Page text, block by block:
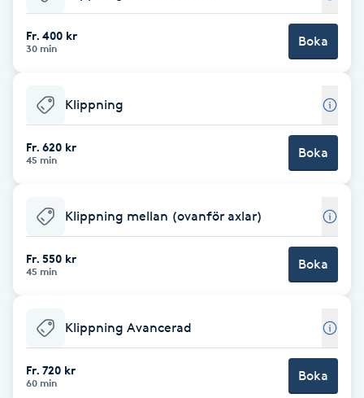
Babylights
Balayage
Barber
Barnklippning
BIAB
Blowout
Bottenfärg
Fr. 400 kr
30 min Boka
Klippning
Fr. 620 kr
45 min Boka
Klippning mellan (ovanför axlar)
Fr. 550 kr
45 min Boka
Klippning Avancerad
Fr. 720 kr
60 min Boka